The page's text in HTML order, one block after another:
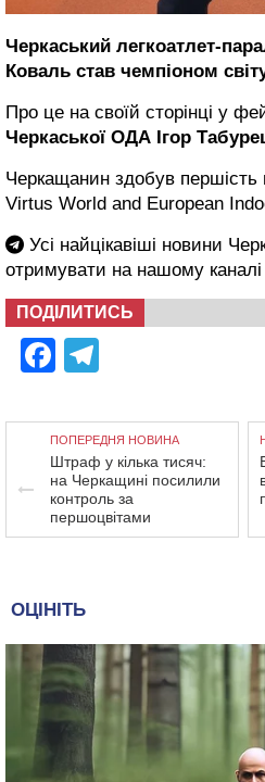
Черкаський легкоатлет-
Коваль став чемпіоном
Про це на своїй сторінці у
Черкаської ОДА Ігор
Черкащанин здобув першість
Virtus World and European
Усі найцікавіші новини
отримувати на нашому
ПОДІЛИТИСЬ
Facebook
ПОПЕРЕДНЯ НОВИНА
Штраф у кілька тисяч:
на Черкащині посилили
контроль за
першоцвітами